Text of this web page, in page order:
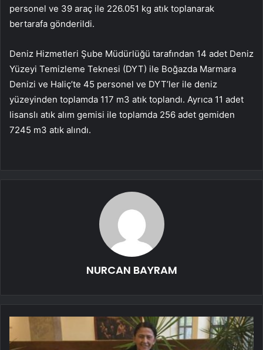
personel ve 39 araç ile 226.051 kg atık toplanarak
bertarafa gönderildi.
Deniz Hizmetleri Şube Müdürlüğü tarafından 14 adet Deniz
Yüzeyi Temizleme Teknesi (DYT) ile Boğazda Marmara
Denizi ve Haliç’te 45 personel ve DYT’ler ile deniz
yüzeyinden toplamda 117 m3 atık toplandı. Ayrıca 11 adet
lisanslı atık alım gemisi ile toplamda 256 adet gemiden
7245 m3 atık alındı.
NURCAN BAYRAM